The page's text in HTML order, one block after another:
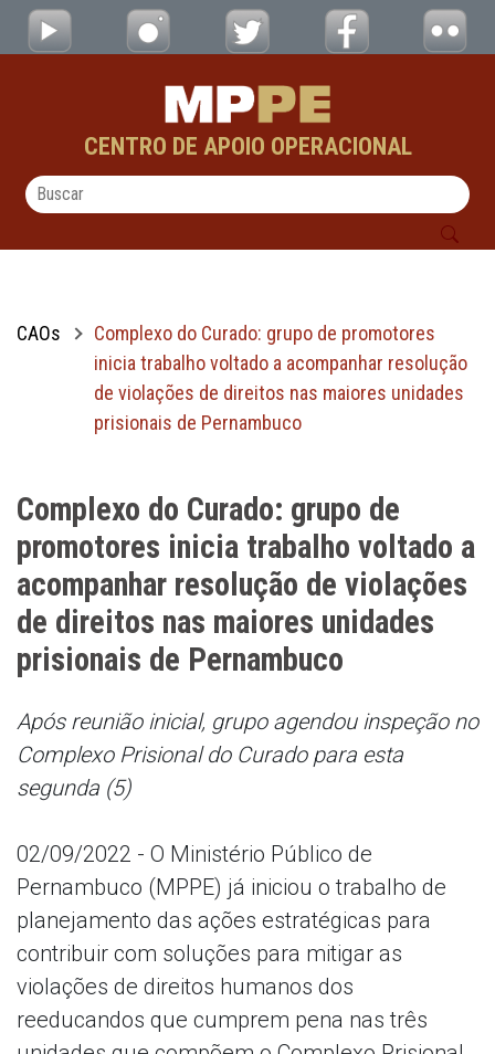
Pular para o Conteúdo principal
Complexo do Curado: grupo de
CENTRO DE APOIO OPERACIONAL
CAOs
Complexo do Curado: grupo de promotores
inicia trabalho voltado a acompanhar resolução
de violações de direitos nas maiores unidades
prisionais de Pernambuco
Complexo do Curado: grupo de
promotores inicia trabalho voltado a
acompanhar resolução de violações
de direitos nas maiores unidades
prisionais de Pernambuco
Após reunião inicial, grupo agendou inspeção no
Complexo Prisional do Curado para esta
segunda (5)
02/09/2022 - O Ministério Público de
Pernambuco (MPPE) já iniciou o trabalho de
planejamento das ações estratégicas para
contribuir com soluções para mitigar as
violações de direitos humanos dos
reeducandos que cumprem pena nas três